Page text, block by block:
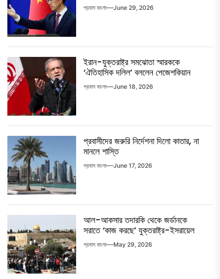
প্রবাস বাংলা June 29, 2026
ইরান-যুক্তরাষ্ট্র সমঝোতা স্মারককে
‘ঐতিহাসিক দলিল’ বললেন পেজেশকিয়ান
প্রবাস বাংলা June 18, 2026
প্রবাসীদের জরুরি নির্দেশনা দিলো কাতার, না
মানলে শাস্তি
প্রবাস বাংলা June 17, 2026
আল-আকসার তদারকি থেকে জর্ডানকে
সরাতে ‘কাজ করছে’ যুক্তরাষ্ট্র-ইসরায়েল
প্রবাস বাংলা May 29, 2026